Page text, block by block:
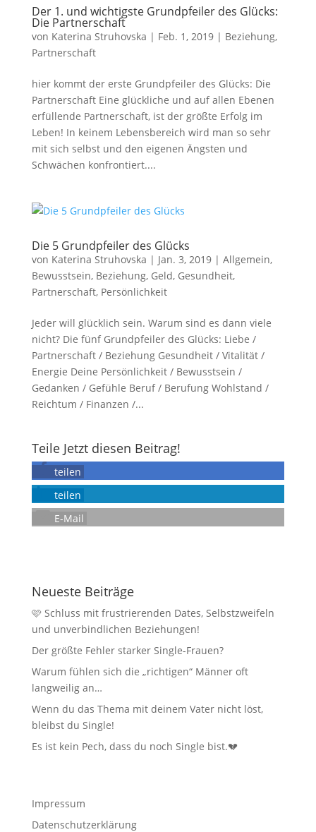
Der 1. und wichtigste Grundpfeiler des Glücks:
Die Partnerschaft
von Katerina Struhovska | Feb. 1, 2019| Beziehung,
Partnerschaft
hier kommt der erste Grundpfeiler des Glücks: Die
Partnerschaft Eine glückliche und auf allen Ebenen
erfüllende Partnerschaft, ist der größte Erfolg im
Leben! In keinem Lebensbereich wird man so sehr
mit sich selbst und den eigenen Ängsten und
Schwächen konfrontiert....
Die 5 Grundpfeiler des Glücks
von Katerina Struhovska | Jan. 3, 2019| Allgemein,
Bewusstsein, Beziehung, Geld, Gesundheit,
Partnerschaft, Persönlichkeit
Jeder will glücklich sein. Warum sind es dann viele
nicht? Die fünf Grundpfeiler des Glücks: Liebe /
Partnerschaft / Beziehung Gesundheit / Vitalität /
Energie Deine Persönlichkeit / Bewusstsein /
Gedanken / Gefühle Beruf / Berufung Wohlstand /
Reichtum / Finanzen /...
Teile Jetzt diesen Beitrag!
teilen
teilen
E-Mail
Neueste Beiträge
🩷 Schluss mit frustrierenden Dates, Selbstzweifeln
und unverbindlichen Beziehungen!
Der größte Fehler starker Single-Frauen?
Warum fühlen sich die „richtigen“ Männer oft
langweilig an…
Wenn du das Thema mit deinem Vater nicht löst,
bleibst du Single!
Es ist kein Pech, dass du noch Single bist.💔
Impressum
Datenschutzerklärung